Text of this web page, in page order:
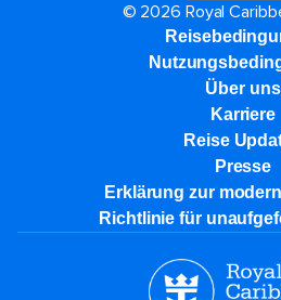
© 2026 Royal
Über uns
Karriere​
Reise
Presse
Erklärung zur
Richtlinie für